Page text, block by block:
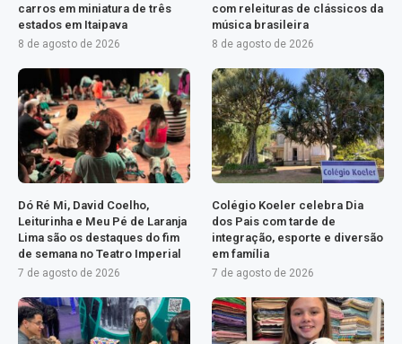
carros em miniatura de três
estados em Itaipava
8 de agosto de 2026
com releituras de clássicos da
música brasileira
8 de agosto de 2026
Dó Ré Mi, David Coelho,
Leiturinha e Meu Pé de Laranja
Lima são os destaques do fim
de semana no Teatro Imperial
7 de agosto de 2026
Colégio Koeler celebra Dia
dos Pais com tarde de
integração, esporte e diversão
em família
7 de agosto de 2026